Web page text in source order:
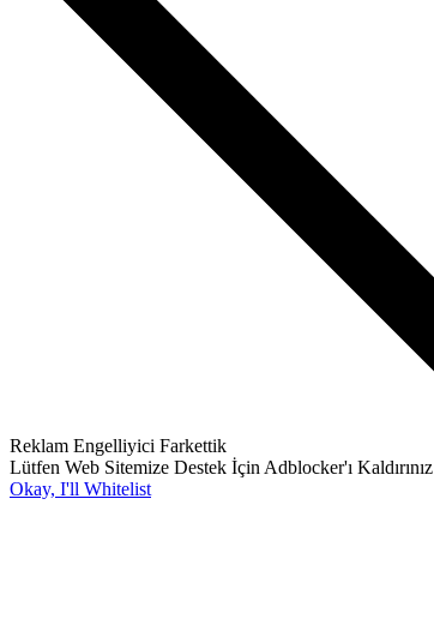
Reklam Engelliyici Farkettik
Lütfen Web Sitemize Destek İçin Adblocker'ı Kaldırınız
Okay, I'll Whitelist